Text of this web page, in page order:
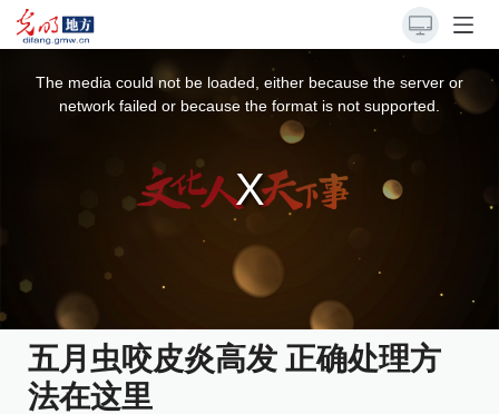
The media could not be loaded, either because the server or
network failed or because the format is not supported.
五月虫咬皮炎高发 正确处理方
法在这里